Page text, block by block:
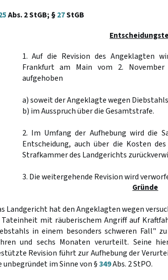
Abs. 2 StGB; §27StGB
1. Auf die Revision des Angeklagten
Frankfurt am Main vom 2.
aufgehoben
a) soweit der Angeklagte wegen
b) im Ausspruch über die Gesamtstrafe.
2. Im Umfang der Aufhebung wird die
Entscheidung, auch über die Kosten
Strafkammer des Landgerichts
3. Die weitergehende Revision wird
Gründe
Landgericht hat den Angeklagten wegen
mit räuberischem Angriff auf
in einem besonders schweren Fall"
und sechs Monaten verurteilt. Seine
Revision führt zur Aufhebung der
unbegründet im Sinne von §349Abs. 2 StPO.